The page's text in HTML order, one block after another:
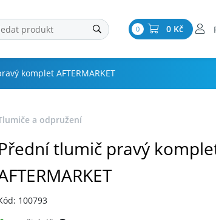
0 0 Kč
komplet AFTERMARKET
a odpružení
tlumič pravý
100793